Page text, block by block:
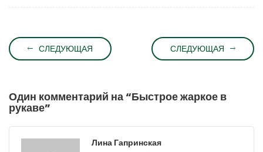
СЛЕДУЮЩАЯ СЛЕДУЮЩАЯ
Один комментарий на “Быстрое жаркое в
рукаве”
Лина Гапринская